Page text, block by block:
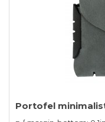
Portofel